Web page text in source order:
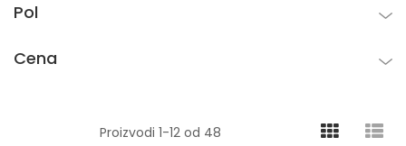
Pol
Cena
Proizvodi 1-12 od 48